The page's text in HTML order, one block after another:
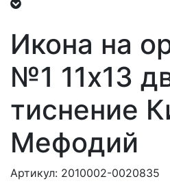
Икона на
№1 11х13
тиснение
Мефодий
Артикул: 2010002-0020835